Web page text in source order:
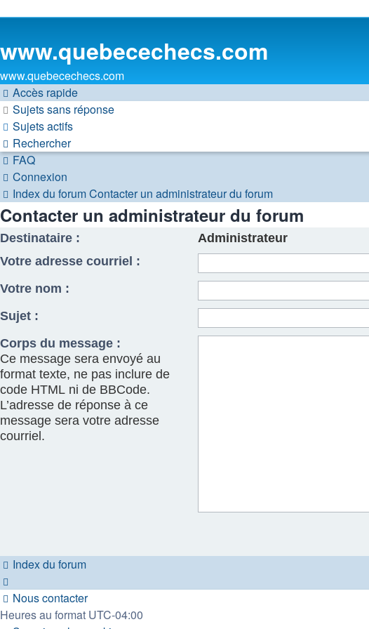
www.quebecechecs.com
www.quebecechecs.com
Accès rapide
Sujets sans réponse
Sujets actifs
Rechercher
FAQ
Connexion
Index du forumContacter un administrateur du forum
Contacter un administrateur du forum
Destinataire :
Administrateur
Votre adresse courriel :
Votre nom :
Sujet :
Corps du message :
Ce message sera envoyé au
format texte, ne pas inclure de
code HTML ni de BBCode.
L’adresse de réponse à ce
message sera votre adresse
courriel.
Index du forum
Nous contacter
Heures au format UTC-04:00